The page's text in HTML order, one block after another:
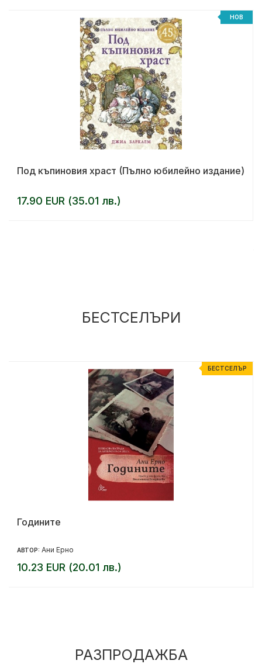
НОВ
Под къпиновия храст (Пълно юбилейно издание)
17.90 EUR (35.01 лв.)
БЕСТСЕЛЪРИ
БЕСТСЕЛЪР
Годините
АВТОР: Ани Ерно
10.23 EUR (20.01 лв.)
РАЗПРОДАЖБА